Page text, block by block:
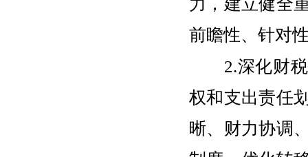
前瞻性、针对
2.深化财税
权和支出责任
晰、财力协调